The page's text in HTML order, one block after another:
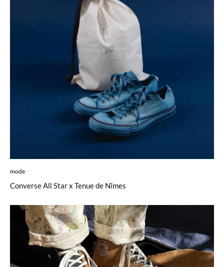
mode
Converse All Star x Tenue de Nîmes